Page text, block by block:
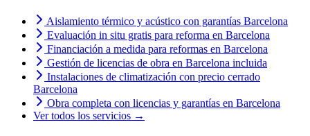
Aislamiento térmico y acústico con garantías Barcelona
Evaluación in situ gratis para reforma en Barcelona
Financiación a medida para reformas en Barcelona
Gestión de licencias de obra en Barcelona incluida
Instalaciones de climatización con precio cerrado
Barcelona
Obra completa con licencias y garantías en Barcelona
Ver todos los servicios →